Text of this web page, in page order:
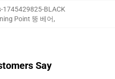
1745429825-BLACK
Point 뚱 베어,
Say